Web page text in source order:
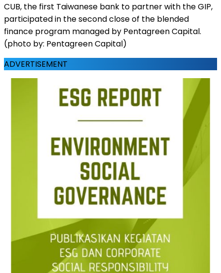
CUB, the first Taiwanese bank to partner with the GIP,
participated in the second close of the blended
finance program managed by Pentagreen Capital.
(photo by: Pentagreen Capital)
ADVERTISEMENT